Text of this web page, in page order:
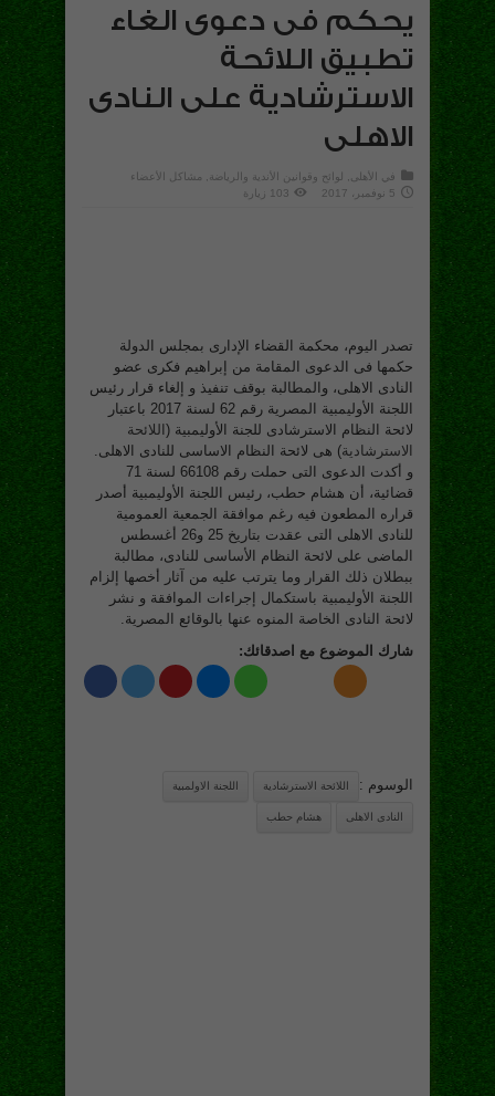
يحكم فى دعوى الغاء
تطبيق اللائحة
الاسترشادية على النادى
الاهلى
في الأهلى لوائح وقوانين الأندية والرياضة
مشاكل الأعضاء
5 نوفمبر، 2017
103 زيارة
تصدر اليوم، محكمة القضاء الإدارى بمجلس الدولة
حكمها فى الدعوى المقامة من إبراهيم فكرى عضو
النادى الاهلى، والمطالبة بوقف تنفيذ و إلغاء قرار رئيس
اللجنة الأوليمبية المصرية رقم 62 لسنة 2017 باعتبار
لائحة النظام الاسترشادى للجنة الأوليمبية (اللائحة
الاسترشادية) هى لائحة النظام الاساسى للنادى الاهلى.
و أكدت الدعوى التى حملت رقم 66108 لسنة 71
قضائية، أن هشام حطب، رئيس اللجنة الأوليمبية أصدر
قراره المطعون فيه رغم موافقة الجمعية العمومية
للنادى الاهلى التى عقدت بتاريخ 25 و26 أغسطس
الماضى على لائحة النظام الأساسى للنادى، مطالبة
ببطلان ذلك القرار وما يترتب عليه من آثار أخصها إلزام
اللجنة الأوليمبية باستكمال إجراءات الموافقة و نشر
لائحة النادى الخاصة المنوه عنها بالوقائع المصرية.
شارك الموضوع مع اصدقائك:
الوسوم : اللائحة الاسترشادية اللجنة الاولمبية
النادى الاهلى هشام حطب